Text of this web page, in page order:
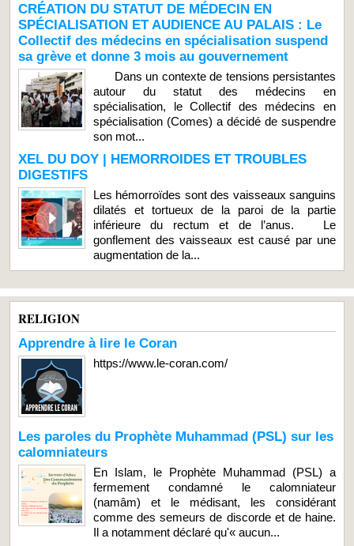
CRÉATION DU STATUT DE MÉDECIN EN
SPÉCIALISATION ET AUDIENCE AU PALAIS : Le
Collectif des médecins en spécialisation suspend
sa grève et donne 3 mois au gouvernement
Dans un contexte de tensions persistantes
autour du statut des médecins en
spécialisation, le Collectif des médecins en
spécialisation (Comes) a décidé de suspendre
son mot...
XEL DU DOY | HEMORROIDES ET TROUBLES
DIGESTIFS
Les hémorroïdes sont des vaisseaux sanguins
dilatés et tortueux de la paroi de la partie
inférieure du rectum et de l’anus. Le
gonflement des vaisseaux est causé par une
augmentation de la...
RELIGION
Apprendre à lire le Coran
https://www.le-coran.com/
Les paroles du Prophète Muhammad (PSL) sur les
calomniateurs
En Islam, le Prophète Muhammad (PSL) a
fermement condamné le calomniateur
(namâm) et le médisant, les considérant
comme des semeurs de discorde et de haine.
Il a notamment déclaré qu'« aucun...